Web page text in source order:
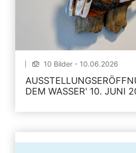
10 Bilder - 10.06.2026
DEM WASSER' 10. JUNI